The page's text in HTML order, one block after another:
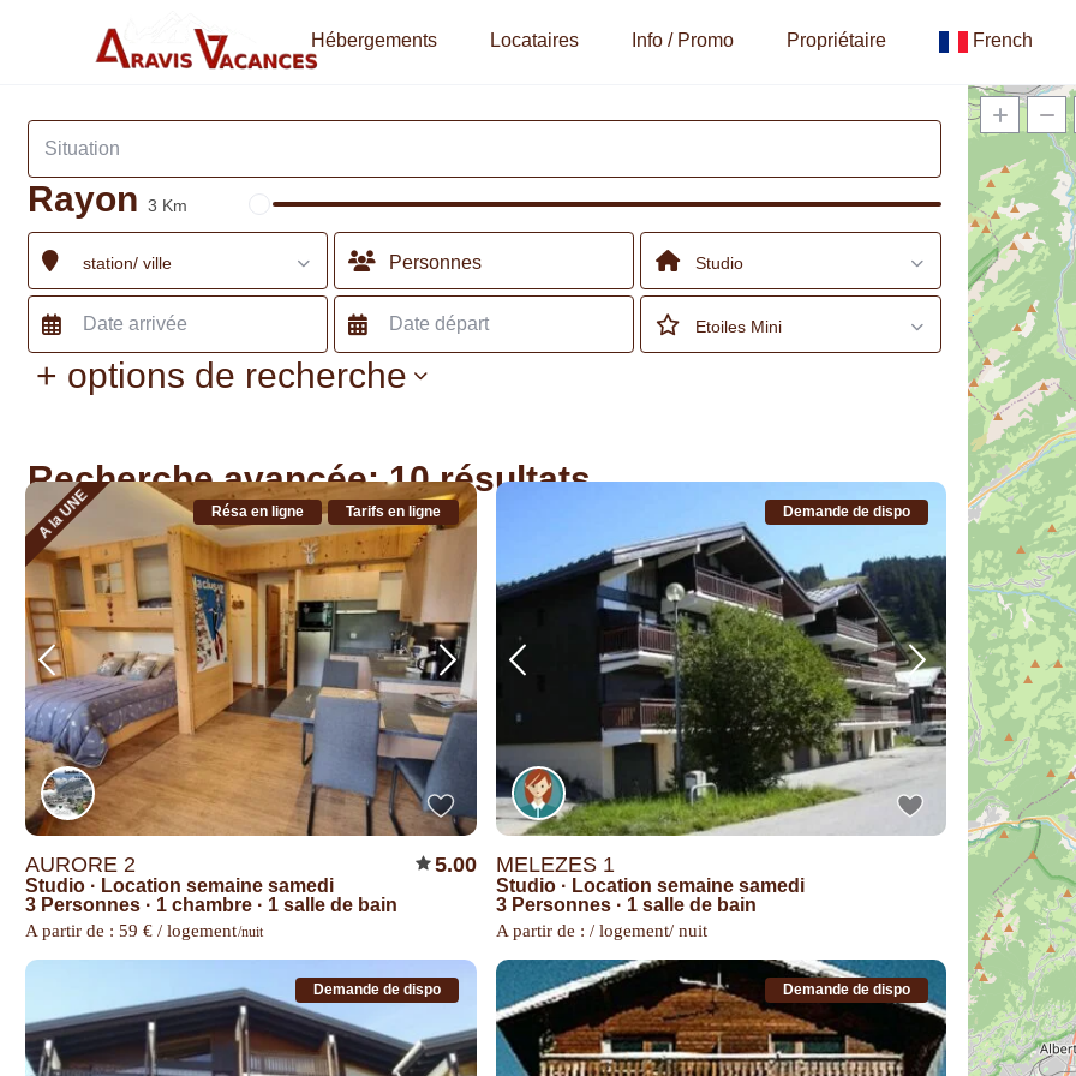
Hébergements Locataires Info / Promo Propriétaire French
Rayon 3 Km
station/ ville Personnes Studio
Etoiles Mini
+ options de recherche
Recherche avancée: 10 résultats
A la UNE Résa en ligne Tarifs en ligne
AURORE 2 5.00
Studio · Location semaine samedi
3 Personnes · 1 chambre · 1 salle de bain
A partir de : 59 € / logement/nuit
Demande de dispo
MELEZES 1
Studio · Location semaine samedi
3 Personnes · 1 salle de bain
A partir de : / logement/ nuit
Demande de dispo Demande de dispo